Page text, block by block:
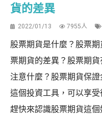
貨的差異
2022/01/13 7955人
股票期貨是什麼？股票
票期貨的差異？股票期
注意什麼？股票期貨保
這個投資工具，可以享
趕快來認識股票期貨這